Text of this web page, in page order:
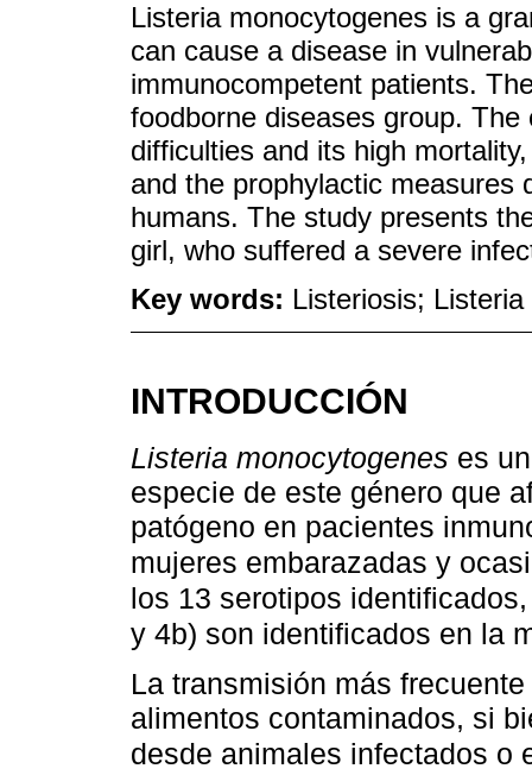
Listeria monocytogenes is a
can cause a disease in
immunocompetent patients.
foodborne diseases group.
difficulties and its high
and the prophylactic measures
humans. The study presents
girl, who suffered a severe
Key words: Listeriosis;
INTRODUCCIÓN
Listeria monocytogenes es
especie de este género que
patógeno en pacientes
mujeres embarazadas y
los 13 serotipos
y 4b) son identificados en la
La transmisión más
alimentos contaminados, si
desde animales infectados o